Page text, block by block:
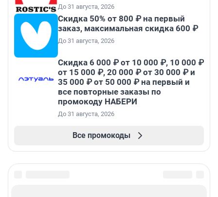
До 31 августа, 2026
Скидка 50% от 800 ₽ на первый
заказ, максимальная скидка 600 ₽
До 31 августа, 2026
Скидка 6 000 ₽ от 10 000 ₽, 10 000 ₽
от 15 000 ₽, 20 000 ₽ от 30 000 ₽ и
35 000 ₽ от 50 000 ₽ на первый и
все повторные заказы по
промокоду НАБЕРИ
До 31 августа, 2026
Все промокоды